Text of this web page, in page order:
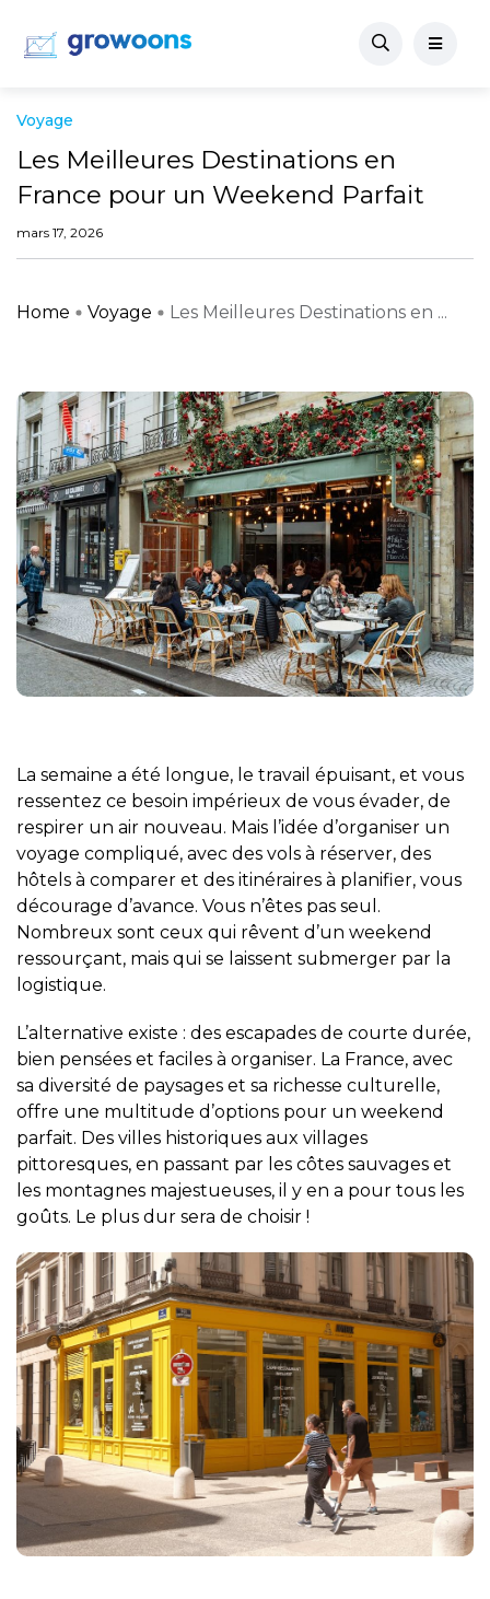
Voyage
Les Meilleures Destinations en
France pour un Weekend Parfait
mars 17, 2026
Home Voyage Les Meilleures Destinations en ...
La semaine a été longue, le travail épuisant, et vous
ressentez ce besoin impérieux de vous évader, de
respirer un air nouveau. Mais l’idée d’organiser un
voyage compliqué, avec des vols à réserver, des
hôtels à comparer et des itinéraires à planifier, vous
décourage d’avance. Vous n’êtes pas seul.
Nombreux sont ceux qui rêvent d’un weekend
ressourçant, mais qui se laissent submerger par la
logistique.
L’alternative existe : des escapades de courte durée,
bien pensées et faciles à organiser. La France, avec
sa diversité de paysages et sa richesse culturelle,
offre une multitude d’options pour un weekend
parfait. Des villes historiques aux villages
pittoresques, en passant par les côtes sauvages et
les montagnes majestueuses, il y en a pour tous les
goûts. Le plus dur sera de choisir !